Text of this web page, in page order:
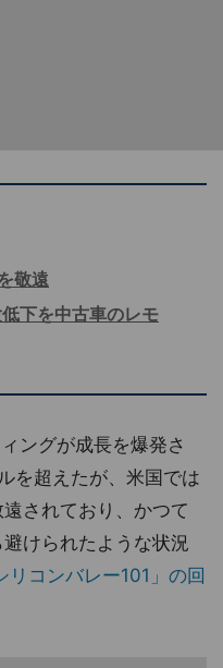
敬遠
下を中古車のレモ
ングが成長を爆発さ
を超えたが、米国では
されており、かつて
けられたような状況
コンバレー101」の回